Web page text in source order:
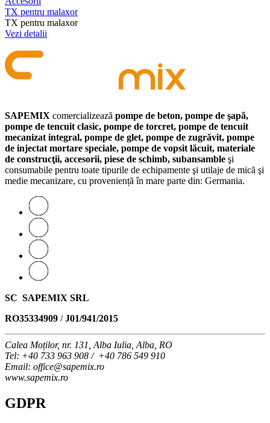
TX pentru malaxor
TX pentru malaxor
Vezi detalii
SAPEMIX comercializează pompe de beton, pompe de şapă,
pompe de tencuit clasic, pompe de torcret, pompe de tencuit
mecanizat integral, pompe de glet, pompe de zugrăvit, pompe
de injectat mortare speciale, pompe de vopsit lăcuit, materiale
de construcţii, accesorii, piese de schimb, subansamble şi
consumabile pentru toate tipurile de echipamente şi utilaje de mică şi
medie mecanizare, cu proveniență în mare parte din: Germania.
SC SAPEMIX SRL
RO35334909 /J01/941/2015
Calea Moților, nr. 131, Alba Iulia, Alba, RO
Tel: +40 733 963 908 / +40 786 549 910
Email: office@sapemix.ro
www.sapemix.ro
GDPR